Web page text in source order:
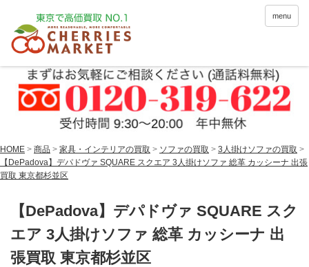
menu
HOME > 商品 > 家具・インテリアの買取 > ソファの買取 > 3人掛けソファの買取 >
【DePadova】デパドヴァ SQUARE スクエア 3人掛けソファ 総革 カッシーナ 出張
買取 東京都杉並区
【DePadova】デパドヴァ SQUARE スク
エア 3人掛けソファ 総革 カッシーナ 出
張買取 東京都杉並区